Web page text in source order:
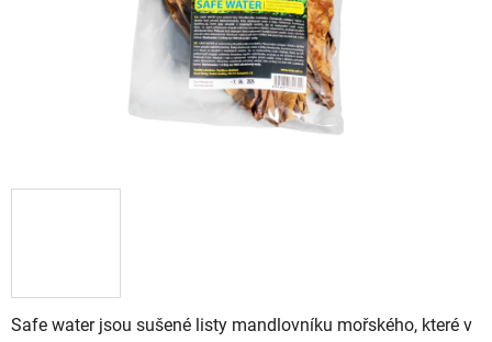
Safe water jsou sušené listy mandlovníku mořského, které v